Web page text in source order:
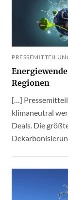
Regionen
[…]
klimaneutral
Deals. Die